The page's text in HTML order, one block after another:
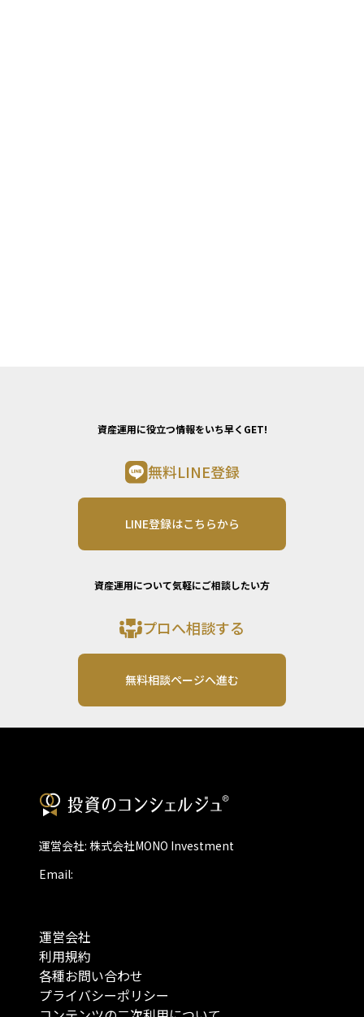
資産運用に役立つ情報をいち早くGET!
無料LINE登録
LINE登録はこちらから
資産運用について気軽にご相談したい方
プロへ相談する
無料相談ページへ進む
運営会社: 株式会社MONO Investment
Email:
運営会社
利用規約
各種お問い合わせ
プライバシーポリシー